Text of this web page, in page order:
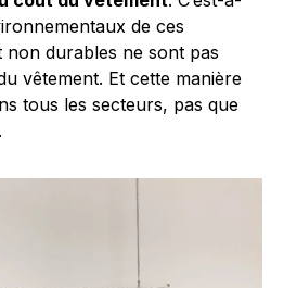
de ces
non durables ne sont pas
vêtement. Et cette manière
tous les secteurs, pas que